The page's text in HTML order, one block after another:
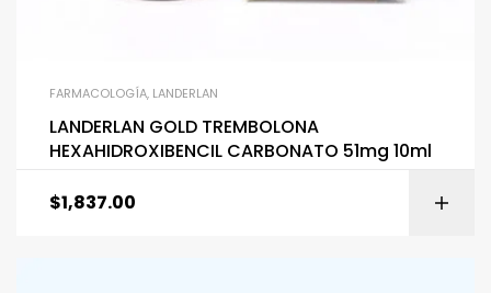
FARMACOLOGÍA, LANDERLAN
LANDERLAN GOLD TREMBOLONA
HEXAHIDROXIBENCIL CARBONATO 51mg 10ml
$1,837.00